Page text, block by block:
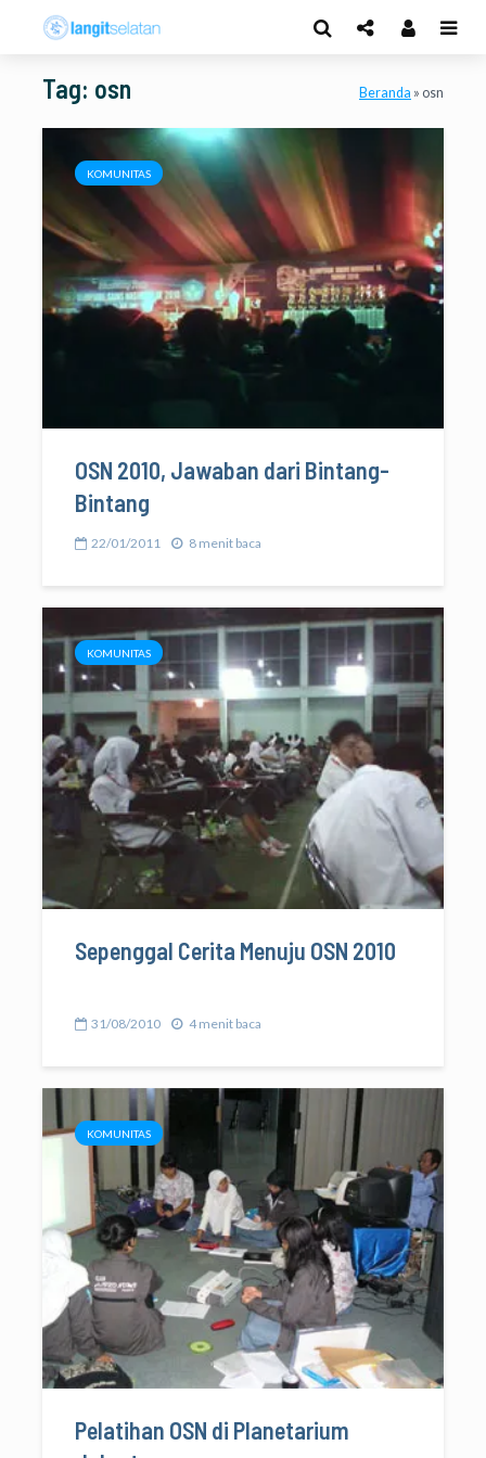
Tag: osn Beranda » osn
KOMUNITAS
OSN 2010, Jawaban dari Bintang-
Bintang
22/01/2011 8 menit baca
KOMUNITAS
Sepenggal Cerita Menuju OSN 2010
31/08/2010 4 menit baca
KOMUNITAS
Pelatihan OSN di Planetarium